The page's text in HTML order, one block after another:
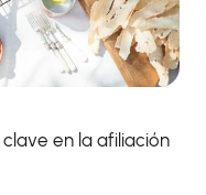
en la afiliación